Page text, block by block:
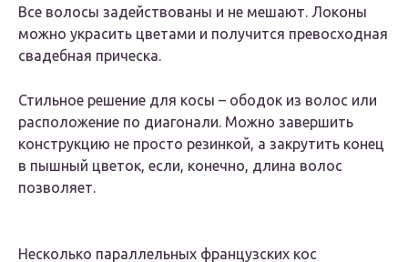
Все волосы задействованы и не мешают. Локоны
можно украсить цветами и получится превосходная
свадебная прическа.
Стильное решение для косы – ободок из волос или
расположение по диагонали. Можно завершить
конструкцию не просто резинкой, а закрутить конец
в пышный цветок, если, конечно, длина волос
позволяет.
Несколько параллельных французских кос